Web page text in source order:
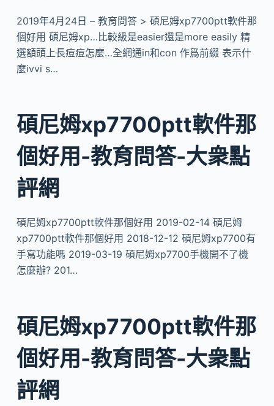
2019年4月24日 – 教育問答 > 碩尼姆xp7700ptt軟件那
個好用 碩尼姆xp…比較級是easier還是more easily 精
選額頭上長痘痘怎麼…全網通in和con 作爲前綴 表示什
麼ivvi s…
碩尼姆xp7700ptt軟件那
個好用-教育問答-大衆點
評網
碩尼姆xp7700ptt軟件那個好用 2019-02-14 碩尼姆
xp7700ptt軟件那個好用 2018-12-12 碩尼姆xp7700有
手寫功能嗎 2019-03-19 碩尼姆xp7700手機開不了機
怎麼辦? 201…
碩尼姆xp7700ptt軟件那
個好用-教育問答-大衆點
評網